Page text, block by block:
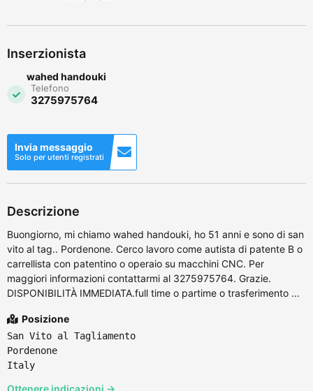
Inserzionista
wahed handouki
Telefono
3275975764
Invia messaggio
Solo per utenti registrati
Descrizione
Buongiorno, mi chiamo wahed handouki, ho 51 anni e sono di san
vito al tag.. Pordenone. Cerco lavoro come autista di patente B o
carrellista con patentino o operaio su macchini CNC. Per
maggiori informazioni contattarmi al 3275975764. Grazie.
DISPONIBILITÀ IMMEDIATA.full time o partime o trasferimento ...
Posizione
San Vito al Tagliamento
Pordenone
Italy
Ottenere indicazioni →